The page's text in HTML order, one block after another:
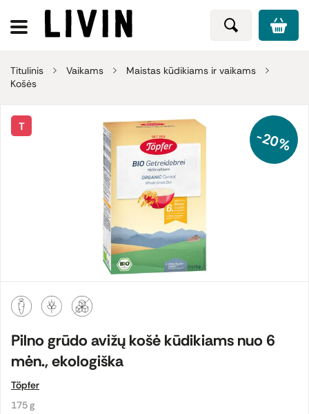
Titulinis Vaikams
Maistas kūdikiams ir vaikams
Košės
T
-20%
Pilno grūdo avižų košė kūdikiams nuo 6
mėn., ekologiška
Töpfer
175 g